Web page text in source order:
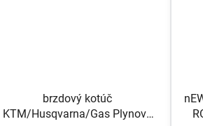
brzdový kotúč
KTM/Husqvarna/Gas Plynová